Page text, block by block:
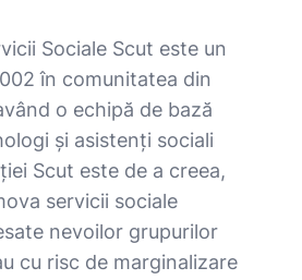
Sociale Scut este un
în comunitatea din
o echipă de bază
și asistenți sociali
Scut este de a creea,
servicii sociale
nevoilor grupurilor
cu risc de marginalizare